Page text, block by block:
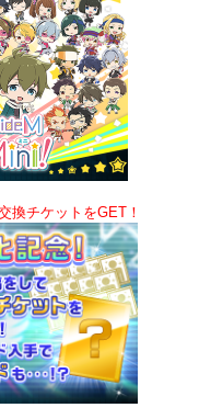
換チケットをGET！